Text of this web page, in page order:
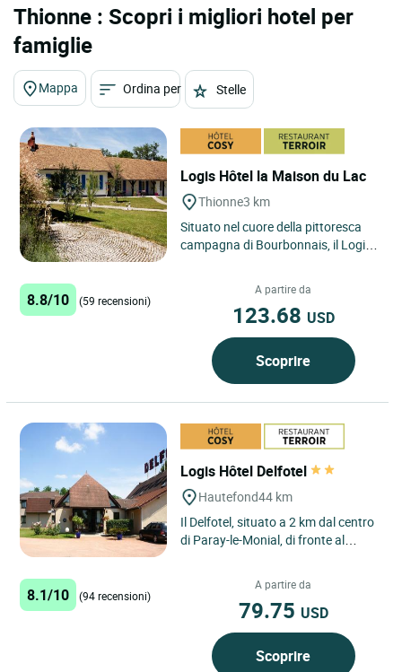
Thionne : Scopri i migliori hotel per
famiglie
Mappa Ordina per Stelle
Logis Hôtel la Maison du Lac
Thionne3 km
Situato nel cuore della pittoresca
campagna di Bourbonnais, il Logis
8.8/10 (59 recensioni)
A partire da
123.68 USD
Scoprire
Logis Hôtel Delfotel
Hautefond44 km
Il Delfotel, situato a 2 km dal centro
di Paray-le-Monial, di fronte al
8.1/10 (94 recensioni)
A partire da
79.75 USD
Scoprire